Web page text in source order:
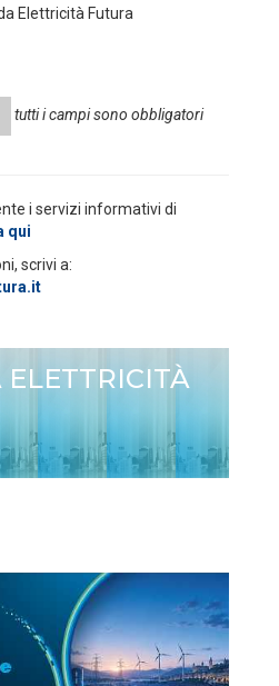
Elettricità Futura
tutti i campi sono obbligatori
i servizi informativi di
qui
scrivi a:
ELETTRICITÀ